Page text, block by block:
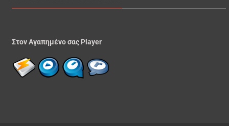
Στον Αγαπημένο σας Player